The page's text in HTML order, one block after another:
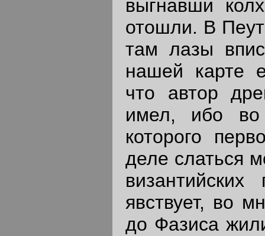
выгнавши
отошли. В
там лазы
нашей карте
что автор
имел, ибо
которого
деле слаться
византийских
явствует, во
до Фазиса